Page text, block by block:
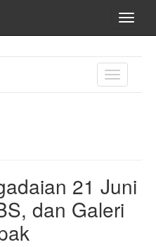
TOGGLE
21 Juni
dan Galeri